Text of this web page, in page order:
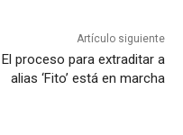
Artículo siguiente
El proceso para extraditar a
alias ‘Fito’ está en marcha